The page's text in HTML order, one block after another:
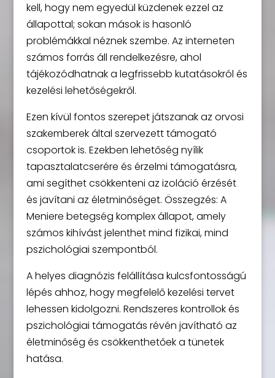
kell, hogy nem egyedül küzdenek ezzel az
állapottal; sokan mások is hasonló
problémákkal néznek szembe. Az interneten
számos forrás áll rendelkezésre, ahol
tájékozódhatnak a legfrissebb kutatásokról és
kezelési lehetőségekről.
Ezen kívül fontos szerepet játszanak az orvosi
szakemberek által szervezett támogató
csoportok is. Ezekben lehetőség nyílik
tapasztalatcserére és érzelmi támogatásra,
ami segíthet csökkenteni az izoláció érzését
és javítani az életminőséget. Összegzés: A
Meniere betegség komplex állapot, amely
számos kihívást jelenthet mind fizikai, mind
pszichológiai szempontból.
A helyes diagnózis felállítása kulcsfontosságú
lépés ahhoz, hogy megfelelő kezelési tervet
lehessen kidolgozni. Rendszeres kontrollok és
pszichológiai támogatás révén javítható az
életminőség és csökkenthetőek a tünetek
hatása.